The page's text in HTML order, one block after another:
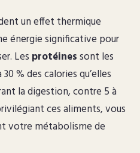
un effet thermique
énergie significative pour
Les protéinessont les
% des calories qu’elles
la digestion, contre 5 à
ces aliments, vous
votre métabolisme de